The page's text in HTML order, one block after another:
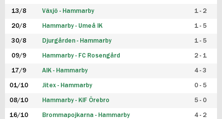
13/8 Växjö - Hammarby 1 - 2
20/8 Hammarby - Umeå IK 1 - 5
30/8 Djurgården - Hammarby 1 - 5
09/9 Hammarby - FC Rosengård 2 - 1
17/9 AIK - Hammarby 4 - 3
01/10 Jitex - Hammarby 0 - 5
08/10 Hammarby - KIF Örebro 5 - 0
16/10 Brommapojkarna - Hammarby 4 - 2